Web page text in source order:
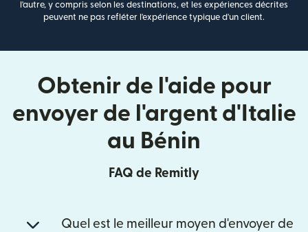
l'autre, y compris selon les destinations, et les expériences décrites
peuvent ne pas refléter l'expérience typique d'un client.
Obtenir de l'aide pour
envoyer de l'argent d'Italie
au Bénin
FAQ de Remitly
Quel est le meilleur moyen d'envoyer de